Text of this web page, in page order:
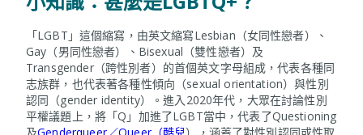
「LGBT」這個縮寫，由英文縮寫Lesbian（女同性戀者）、
Gay（男同性戀者）、Bisexual（雙性戀者）及
Transgender（跨性別者）的首個英文字母組成，代表各種同
志族群，也代表著各種性傾向（sexual orientation）與性別
認同（gender identity）。進入2020年代，大眾在討論性別
平權議題上，將「Q」加進了LGBT當中，代表了Questioning